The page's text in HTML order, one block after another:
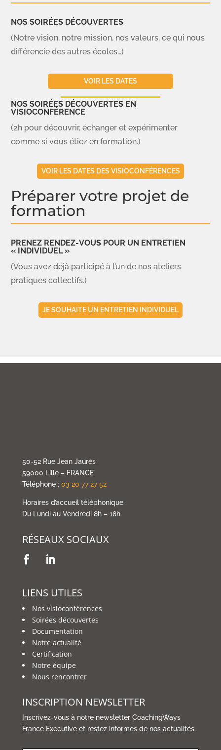
NOS SOIRÉES DÉCOUVERTES
(Notre vision, notre mission, nos valeurs, ce qui nous
différencie des autres écoles…)
VOIR LES DATES
NOS SOIRÉES DÉCOUVERTES EN
VISIOCONFÉRENCE
(2h pour découvrir, échanger et expérimenter
comme si vous étiez en formation.)
VOIR LES DATES DES VISIOCONFÉRENCES
Préparer votre projet de
formation
PRENEZ RENDEZ-VOUS POUR UN ENTRETIEN
« INDIVIDUEL »
(Vous avez déjà participé à l’un de nos ateliers
pratiques collectifs.)
JE SOUHAITE UN ENTRETIEN INDIVIDUEL
50-52 Rue Jean Jaurès
59000 Lille – FRANCE
Téléphone : 03 20 77 27 52
Horaires d’accueil téléphonique :
Du Lundi au Vendredi 8h – 18h
RÉSEAUX SOCIAUX
LIENS UTILES
Nos visioconférences
Soirées découvertes
Documentation
Notre actualité
Certification
Notre équipe
Nous rencontrer
INSCRIPTION NEWSLETTER
Inscrivez-vous à notre newsletter CoachingWays
France Executive et restez informés de nos actualités.